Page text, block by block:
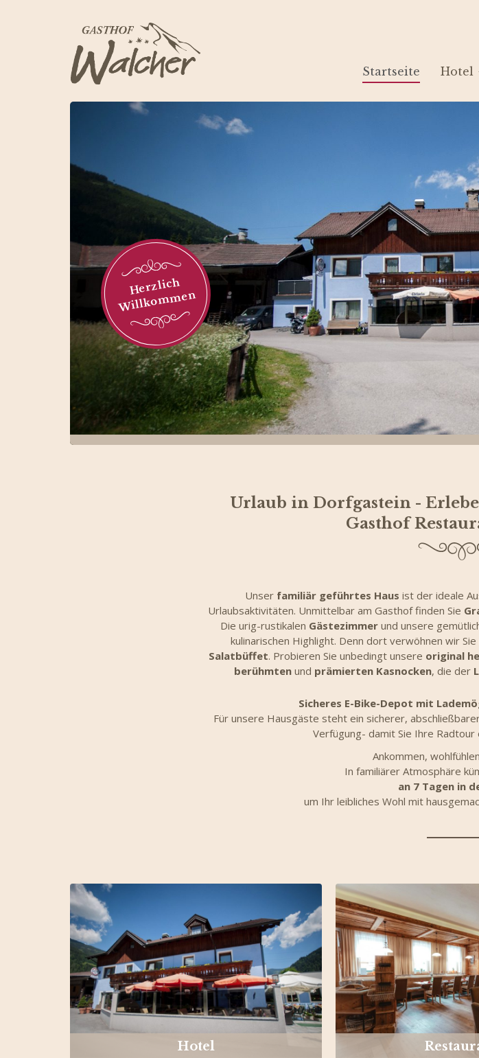
Startseite Hotel
Herzlich
Willkommen
Urlaub in Dorfgastein -
Gasthof
Unser familiär geführtes Haus ist der ideale
Urlaubsaktivitäten. Unmittelbar am Gasthof finden Sie
Die urig-rustikalen Gästezimmer und unsere
kulinarischen Highlight. Denn dort verwöhnen wir
Salatbüffet. Probieren Sie unbedingt unsere original
berühmtenund prämierten Kasnocken, die der
Sicheres E-Bike-Depot mit
Für unsere Hausgäste steht ein sicherer,
Verfügung- damit Sie Ihre
Ankommen,
In familiärer Atmosphäre
an 7 Tagen in
um Ihr leibliches Wohl mit
Hotel